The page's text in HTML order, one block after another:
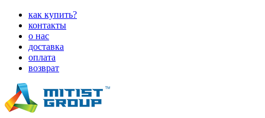
как купить?
контакты
о нас
доставка
оплата
возврат